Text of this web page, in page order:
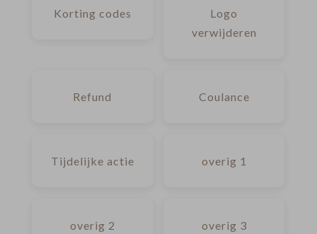
Korting codes
Logo
verwijderen
Refund Coulance
Tijdelijke actie overig 1
overig 2 overig 3